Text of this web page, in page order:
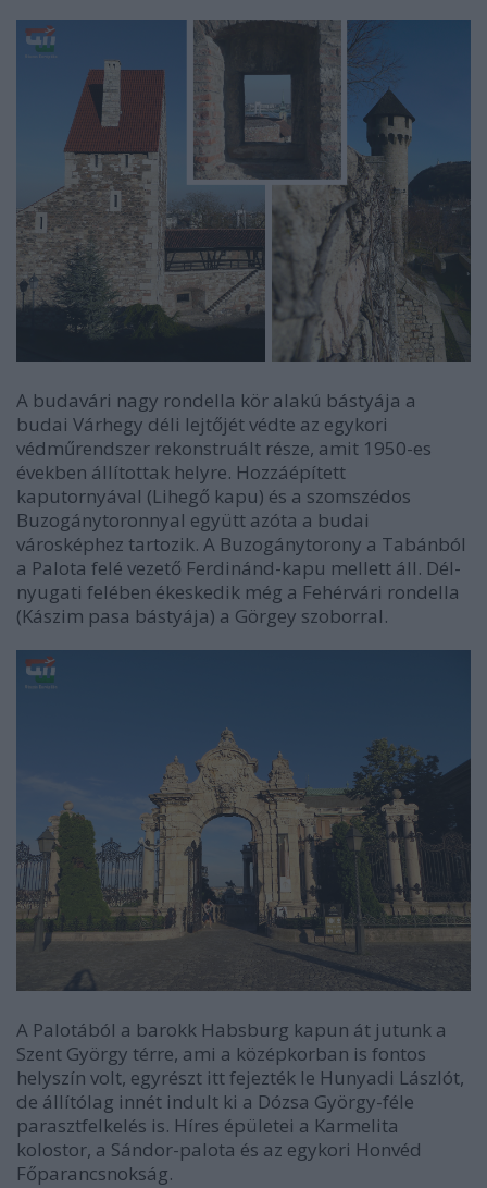
A budavári nagy rondella kör alakú bástyája a
budai Várhegy déli lejtőjét védte az egykori
védműrendszer rekonstruált része, amit 1950-es
években állítottak helyre. Hozzáépített
kaputornyával (Lihegő kapu) és a szomszédos
Buzogánytoronnyal együtt azóta a budai
városképhez tartozik. A Buzogánytorony a Tabánból
a Palota felé vezető Ferdinánd-kapu mellett áll. Dél-
nyugati felében ékeskedik még a Fehérvári rondella
(Kászim pasa bástyája) a Görgey szoborral.
A Palotából a barokk Habsburg kapun át jutunk a
Szent György térre, ami a középkorban is fontos
helyszín volt, egyrészt itt fejezték le Hunyadi Lászlót,
de állítólag innét indult ki a Dózsa György-féle
parasztfelkelés is. Híres épületei a Karmelita
kolostor, a Sándor-palota és az egykori Honvéd
Főparancsnokság.